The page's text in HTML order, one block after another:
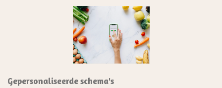
Gepersonaliseerde schema's